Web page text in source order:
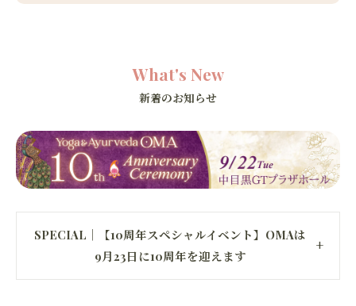
What's New
新着のお知らせ
SPECIAL｜【10周年スペシャルイベント】OMAは
9月23日に10周年を迎えます